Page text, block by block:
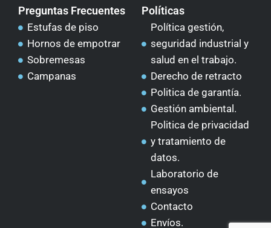
Preguntas Frecuentes
Estufas de piso
Hornos de empotrar
Sobremesas
Campanas
Políticas
Política gestión,
seguridad industrial y
salud en el trabajo.
Derecho de retracto
Politica de garantía.
Gestión ambiental.
Politica de privacidad
y tratamiento de
datos.
Laboratorio de
ensayos
Contacto
Envíos.